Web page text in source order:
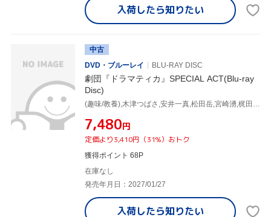
入荷したら知りたい
中古
DVD・ブルーレイ
BLU-RAY DISC
劇団『ドラマティカ』SPECIAL ACT(Blu-ray
Disc)
(趣味/教養),木津つばさ,安井一真,松田岳,宮崎湧,梶田拓希,山本一慶
¥7,480円
定価より3,410円（31%）おトク
獲得ポイント 68P
在庫なし
発売年月日：2027/01/27
入荷したら知りたい